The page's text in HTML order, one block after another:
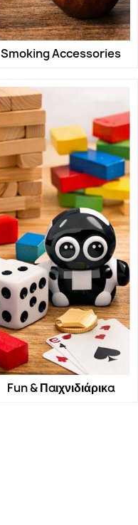
Smoking Accessories
Fun & Παιχνιδιάρικα